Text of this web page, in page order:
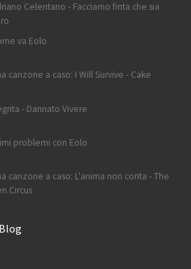
Celentano - Facciamo finta che sia
va Eolo
canzone a caso: I Will Survive - Cake
- Dannato Vivere
problemi con Eolo
canzone a caso: L'anima non conta - The
Circus